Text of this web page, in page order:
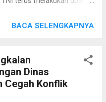
mengalami
plat nomornya yang
informasi terka...
(Karhutla). Kegiatan
(BKPH) l di Taman
Tegaldlimo Banyuwangi
Kapolresta Banyuwangi
BACA SELENGKAPNYA
Dinas
Cegah Konflik